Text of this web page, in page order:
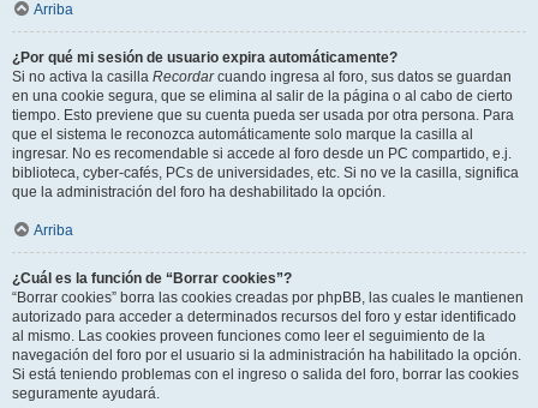
Arriba
¿Por qué mi sesión de usuario expira automáticamente?
Si no activa la casilla Recordarcuando ingresa al foro, sus datos se guardan
en una cookie segura, que se elimina al salir de la página o al cabo de cierto
tiempo. Esto previene que su cuenta pueda ser usada por otra persona. Para
que el sistema le reconozca automáticamente solo marque la casilla al
ingresar. No es recomendable si accede al foro desde un PC compartido, e.j.
biblioteca, cyber-cafés, PCs de universidades, etc. Si no ve la casilla, significa
que la administración del foro ha deshabilitado la opción.
Arriba
¿Cuál es la función de “Borrar cookies”?
“Borrar cookies” borra las cookies creadas por phpBB, las cuales le mantienen
autorizado para acceder a determinados recursos del foro y estar identificado
al mismo. Las cookies proveen funciones como leer el seguimiento de la
navegación del foro por el usuario si la administración ha habilitado la opción.
Si está teniendo problemas con el ingreso o salida del foro, borrar las cookies
seguramente ayudará.